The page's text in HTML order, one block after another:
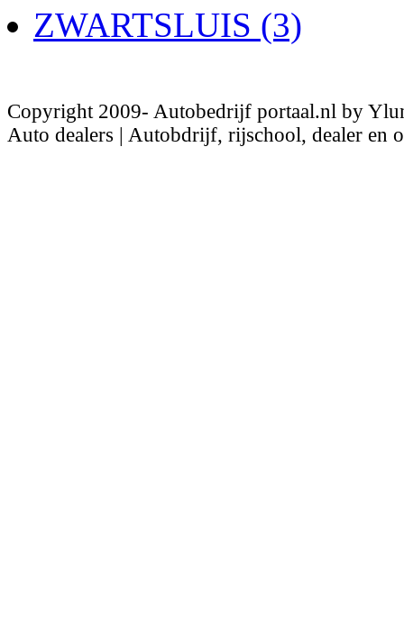
ZWARTSLUIS (3)
Copyright 2009- Autobedrijf portaal.nl by
Auto dealers | Autobdrijf, rijschool, dealer en